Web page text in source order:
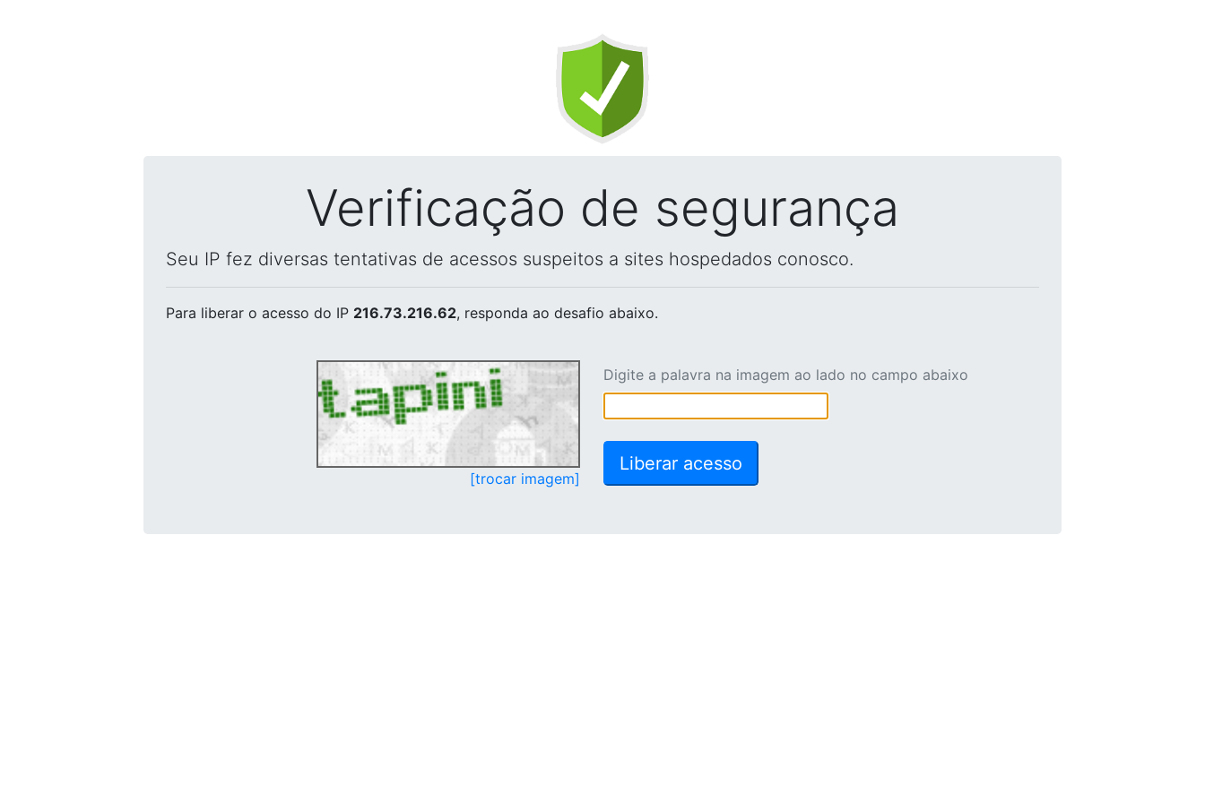
Verificação de segurança
Seu IP fez diversas tentativas de acessos suspeitos a sites hospedados conosco.
Para liberar o acesso do IP 216.73.216.62, responda ao desafio abaixo.
[trocar imagem]
Digite a palavra na imagem ao lado no campo abaixo